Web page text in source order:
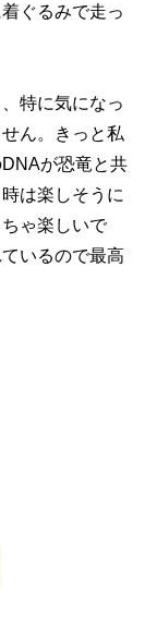
ぐるみで走っ
特に気になっ
ん。きっと私
が恐竜と共
は楽しそうに
ゃ楽しいで
いるので最高